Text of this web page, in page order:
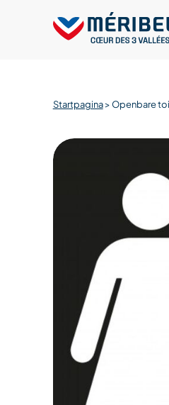
Startpagina>Openbare